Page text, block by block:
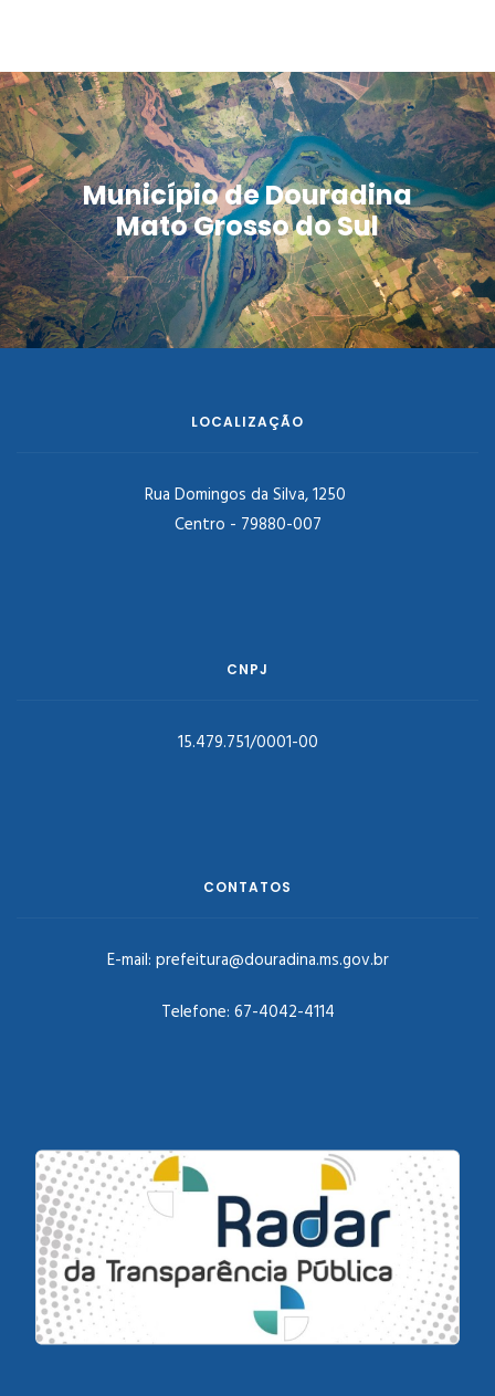
Município de Douradina
Mato Grosso do Sul
LOCALIZAÇÃO
Rua Domingos da Silva, 1250
Centro - 79880-007
CNPJ
15.479.751/0001-00
CONTATOS
E-mail: prefeitura@douradina.ms.gov.br
Telefone: 67-4042-4114